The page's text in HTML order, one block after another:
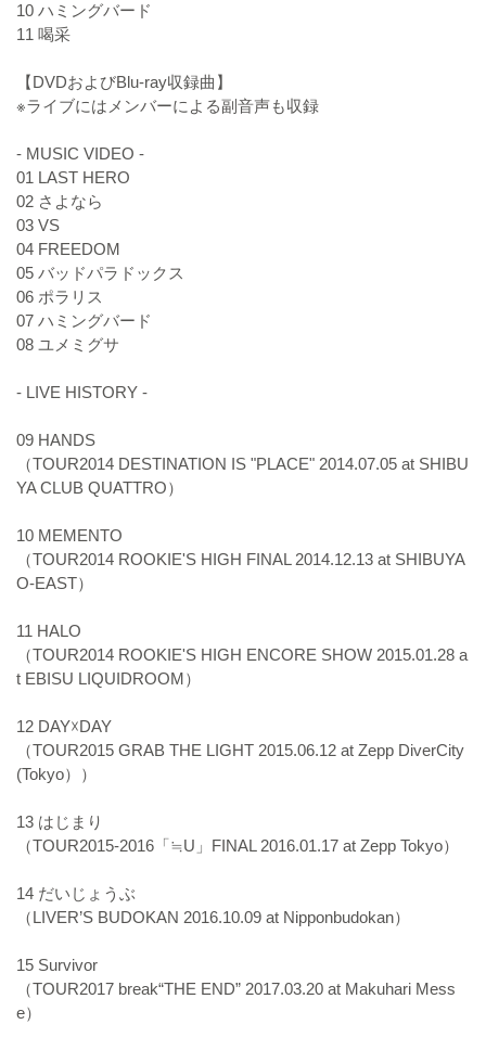
10 ハミングバード
11 喝采
【DVDおよびBlu-ray収録曲】
※ライブにはメンバーによる副音声も収録
- MUSIC VIDEO -
01 LAST HERO
02 さよなら
03 VS
04 FREEDOM
05 バッドパラドックス
06 ポラリス
07 ハミングバード
08 ユメミグサ
- LIVE HISTORY -
09 HANDS
（TOUR2014 DESTINATION IS "PLACE" 2014.07.05 at SHIBU
YA CLUB QUATTRO）
10 MEMENTO
（TOUR2014 ROOKIE'S HIGH FINAL 2014.12.13 at SHIBUYA
O-EAST）
11 HALO
（TOUR2014 ROOKIE'S HIGH ENCORE SHOW 2015.01.28 a
t EBISU LIQUIDROOM）
12 DAY☓DAY
（TOUR2015 GRAB THE LIGHT 2015.06.12 at Zepp DiverCity
(Tokyo））
13 はじまり
（TOUR2015-2016「≒U」FINAL 2016.01.17 at Zepp Tokyo）
14 だいじょうぶ
（LIVER’S BUDOKAN 2016.10.09 at Nipponbudokan）
15 Survivor
（TOUR2017 break“THE END” 2017.03.20 at Makuhari Mess
e）